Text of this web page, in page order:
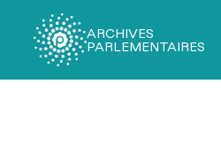
ARCHIVES
PARLEMENTAIRES